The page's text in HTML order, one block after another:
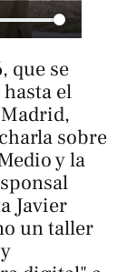
que se
el
sobre
y la
Javier
un taller